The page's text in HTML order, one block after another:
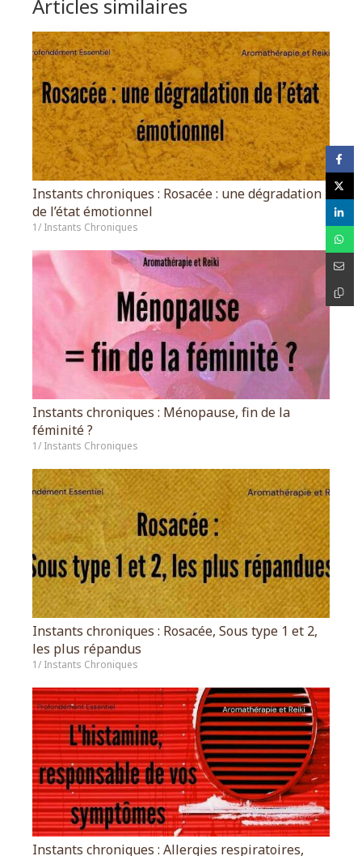
Articles similaires
Instants chroniques : Rosacée : une dégradation
de l’état émotionnel
1/ Instants Chroniques
Instants chroniques : Ménopause, fin de la
féminité ?
1/ Instants Chroniques
Instants chroniques : Rosacée, Sous type 1 et 2,
les plus répandus
1/ Instants Chroniques
Instants chroniques : Allergies respiratoires,